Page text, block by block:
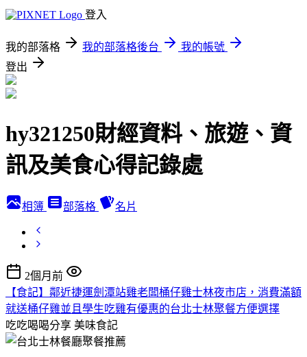
登入
我的部落格 我的部落格後台
我的帳號
登出
hy321250財經資料、旅遊、資
訊及美食心得記錄處
相簿 部落格 名片
2個月前
【食記】鄰近捷運劍潭站雞老闆桶仔雞士林夜市店，消費滿額
就送桶仔雞並且學生吃雞有優惠的台北士林聚餐方便選擇
吃吃喝喝分享 美味食記